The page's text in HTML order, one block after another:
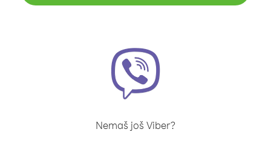
Nemaš još Viber?